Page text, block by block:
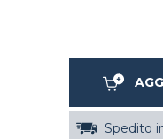
Spedito